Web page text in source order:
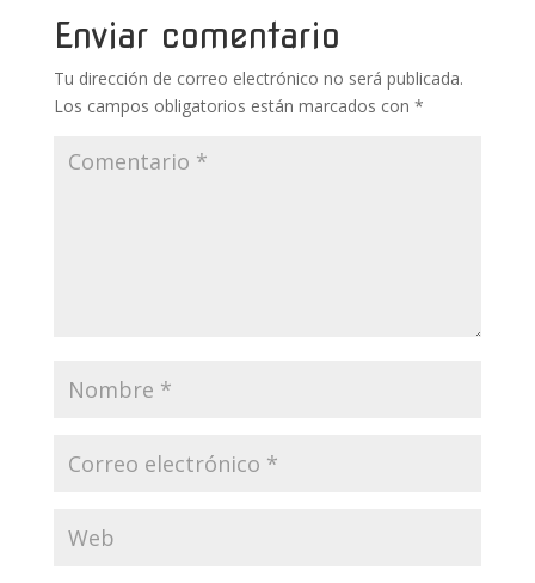
o
k p r
Enviar comentario
Tu dirección de correo electrónico no será publicada.
Los campos obligatorios están marcados con *